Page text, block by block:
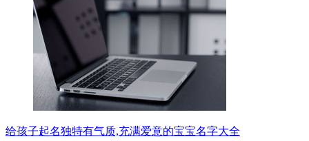
给孩子起名独特有气质,充满爱意的宝宝名字大全